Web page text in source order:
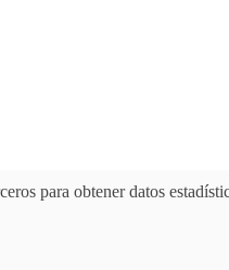
para obtener datos